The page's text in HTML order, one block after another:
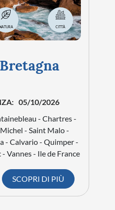
NATURA CITTÀ
05/10/2026
- Chartres -
- Saint Malo -
- Calvario - Quimper -
Vannes - Ile de France
SCOPRI DI PIÙ